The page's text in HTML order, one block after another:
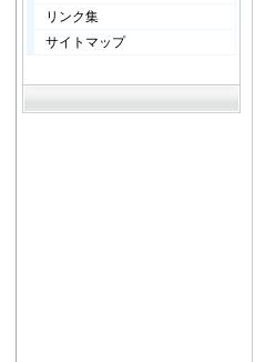
リンク集
サイトマップ